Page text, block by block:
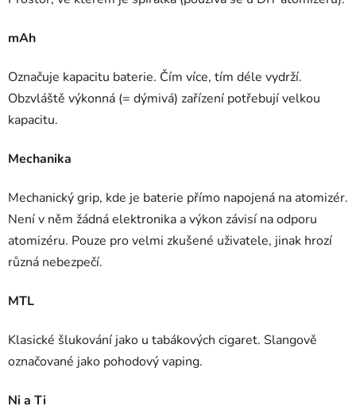
mAh
Označuje kapacitu baterie. Čím více, tím déle vydrží.
Obzvláště výkonná (= dýmivá) zařízení potřebují velkou
kapacitu.
Mechanika
Mechanický grip, kde je baterie přímo napojená na atomizér.
Není v něm žádná elektronika a výkon závisí na odporu
atomizéru. Pouze pro velmi zkušené uživatele, jinak hrozí
různá nebezpečí.
MTL
Klasické šlukování jako u tabákových cigaret. Slangově
označované jako pohodový vaping.
Ni a Ti